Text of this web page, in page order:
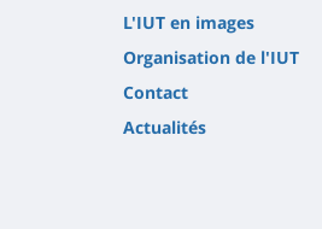
L'IUT en images
Organisation de l'IUT
Contact
Actualités